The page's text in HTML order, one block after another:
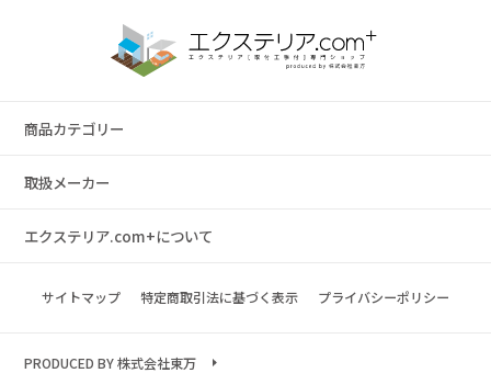
商品カテゴリー
取扱メーカー
エクステリア.com+について
サイトマップ 特定商取引法に基づく表示 プライバシーポリシー
PRODUCED BY 株式会社東万